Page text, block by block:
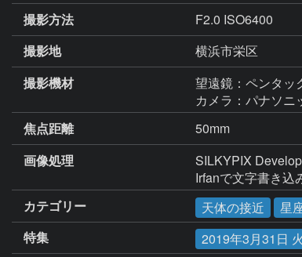
撮影方法
F2.0 ISO6400
撮影地
横浜市栄区
撮影機材
望遠鏡：ペンタッ
カメラ：パナソニ
焦点距離
50mm
画像処理
SILKYPIX
Irfanで文字書き込
カテゴリー
天体の接近 星
特集
2019年3月31日